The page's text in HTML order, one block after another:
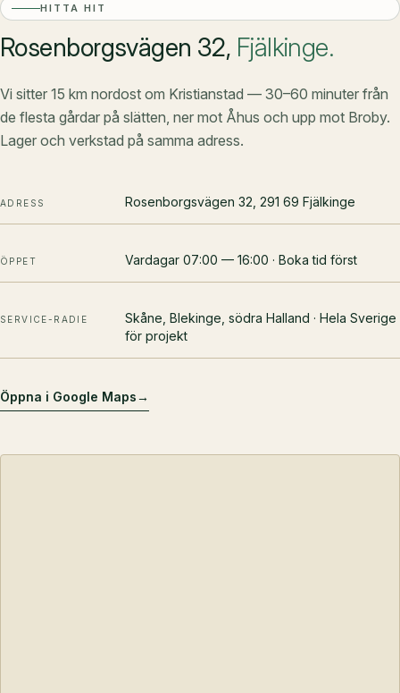
HITTA HIT
Rosenborgsvägen 32, Fjälkinge.
Vi sitter 15 km nordost om Kristianstad — 30–60 minuter från
de flesta gårdar på slätten, ner mot Åhus och upp mot Broby.
Lager och verkstad på samma adress.
ADRESS Rosenborgsvägen 32, 291 69 Fjälkinge
ÖPPET Vardagar 07:00 — 16:00 · Boka tid först
SERVICE-RADIE
Skåne, Blekinge, södra Halland · Hela Sverige
för projekt
Öppna i Google Maps→